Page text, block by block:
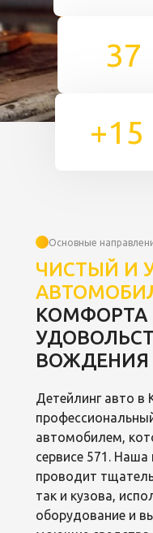
37
+15
Основные
ЧИСТЫЙ И
КОМФОРТА
ВОЖДЕНИЯ
Детейлинг авто в
автомобилем,
сервисе 571.
проводит
так и кузова,
оборудование и